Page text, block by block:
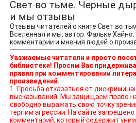
Свет во тьме. Черные
и мы отзывы
Отзывы читателей о книге Свет во
Вселенная и мы, автор: Фальке Хайно.
комментарии и мнения людей о
Уважаемые читатели и просто
библиотеки! Просим Вас
правил при комментировании
произведений.
1. Просьба отказаться от
высказываний. Мы защищаем право наших читателей
свободно выражать свою точку
терпим агрессии. На сайте
комментарий, который содержит